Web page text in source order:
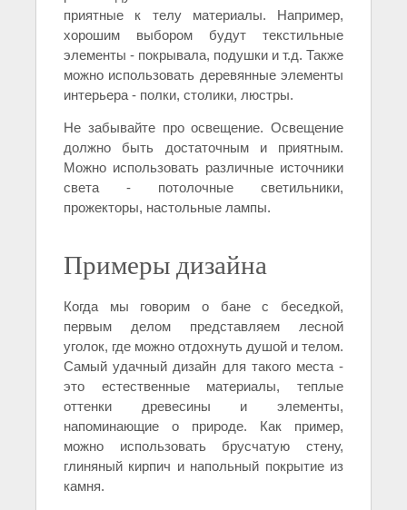
приятные к телу материалы. Например,
хорошим выбором будут текстильные
элементы - покрывала, подушки и т.д. Также
можно использовать деревянные элементы
интерьера - полки, столики, люстры.
Не забывайте про освещение. Освещение
должно быть достаточным и приятным.
Можно использовать различные источники
света - потолочные светильники,
прожекторы, настольные лампы.
Примеры дизайна
Когда мы говорим о бане с беседкой,
первым делом представляем лесной
уголок, где можно отдохнуть душой и телом.
Самый удачный дизайн для такого места -
это естественные материалы, теплые
оттенки древесины и элементы,
напоминающие о природе. Как пример,
можно использовать брусчатую стену,
глиняный кирпич и напольный покрытие из
камня.